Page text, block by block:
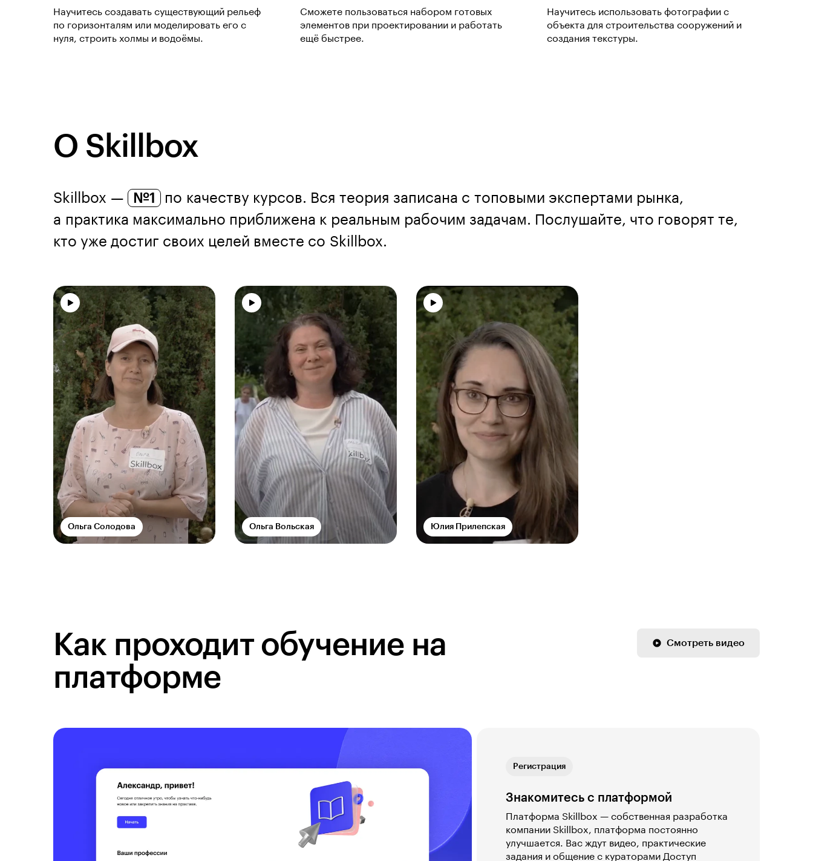
Научитесь создавать существующий рельеф
по горизонталям или моделировать его с
нуля, строить холмы и водоёмы.
Сможете пользоваться набором готовых
элементов при проектировании и работать
ещё быстрее.
Научитесь использовать фотографии с
объекта для строительства сооружений и
создания текстуры.
О Skillbox
Skillbox — №1
по качеству курсов. Вся теория записана с топовыми экспертами рынка,
а практика максимально приближена к реальным рабочим задачам. Послушайте, что говорят те,
кто уже достиг своих целей вместе со Skillbox.
Ольга Солодова Ольга Вольская Юлия Прилепская
Как проходит обучение на
платформе
Смотреть видео
Обратная связь
Регистрация
Знакомитесь с платформой
Платформа Skillbox — собственная разработка
компании Skillbox, платформа постоянно
улучшается. Вас ждут видео, практические
задания и общение с кураторами Доступ
Теория
Практика
Обратная связь
Регистрация